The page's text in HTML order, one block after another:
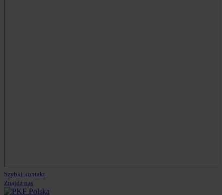
Szybki kontakt
Znajdź nas